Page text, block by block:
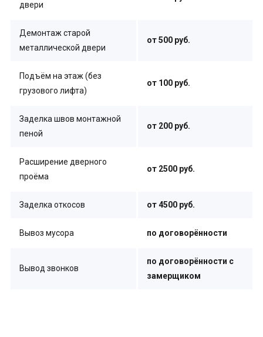
двери
Демонтаж старой
металлической двери
от 500 руб.
Подъём на этаж (без
грузового лифта)
от 100 руб.
Заделка швов монтажной
пеной
от 200 руб.
Расширение дверного
проёма
от 2500 руб.
Заделка откосов от 4500 руб.
Вывоз мусора по договорённости
Вывод звонков
по договорённости с
замерщиком